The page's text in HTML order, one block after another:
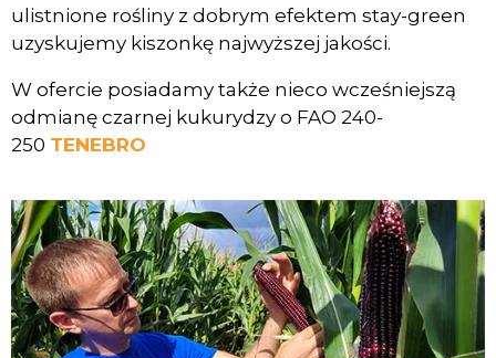
ulistnione rośliny z dobrym efektem stay-green
uzyskujemy kiszonkę najwyższej jakości.
W ofercie posiadamy także nieco wcześniejszą
odmianę czarnej kukurydzy o FAO 240-
250 TENEBRO